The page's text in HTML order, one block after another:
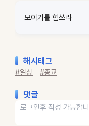
모이기를 힘쓰라
해시태그
#일상 #종교
댓글